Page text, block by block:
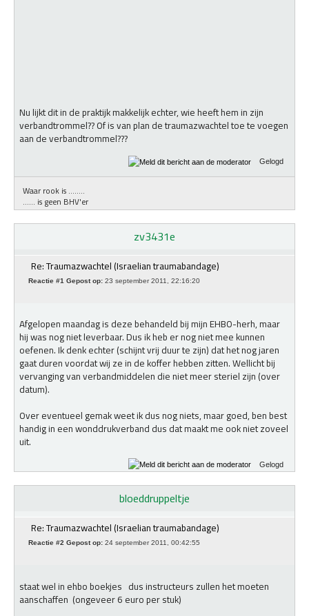
Nu lijkt dit in de praktijk makkelijk echter, wie heeft hem in zijn
verbandtrommel?? Of is van plan de traumazwachtel toe te voegen
aan de verbandtrommel???
Gelogd
Waar rook is ........
...... is geen BHV'er
zv3431e
Re: Traumazwachtel (Israelian traumabandage)
Reactie #1 Gepost op: 23 september 2011, 22:16:20
Afgelopen maandag is deze behandeld bij mijn EHBO-herh, maar
hij was nog niet leverbaar. Dus ik heb er nog niet mee kunnen
oefenen. Ik denk echter (schijnt vrij duur te zijn) dat het nog jaren
gaat duren voordat wij ze in de koffer hebben zitten. Wellicht bij
vervanging van verbandmiddelen die niet meer steriel zijn (over
datum).
Over eventueel gemak weet ik dus nog niets, maar goed, ben best
handig in een wonddrukverband dus dat maakt me ook niet zoveel
uit.
Gelogd
bloeddruppeltje
Re: Traumazwachtel (Israelian traumabandage)
Reactie #2 Gepost op: 24 september 2011, 00:42:55
staat wel in ehbo boekjes dus instructeurs zullen het moeten
aanschaffen (ongeveer 6 euro per stuk)